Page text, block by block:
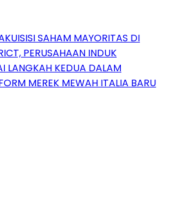
SAHAM MAYORITAS DI
PERUSAHAAN INDUK
LANGKAH KEDUA DALAM
MEREK MEWAH ITALIA BARU